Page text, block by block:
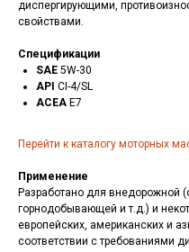
диспергирующими,
свойствами.
Спецификации
SAE 5W-30
API CI-4/SL
ACEA E7
Перейти к каталогу моторных
Применение
Разработано для внедорожной
горнодобывающей и т.д.) и
европейских, американских и
соответствии с требованиями